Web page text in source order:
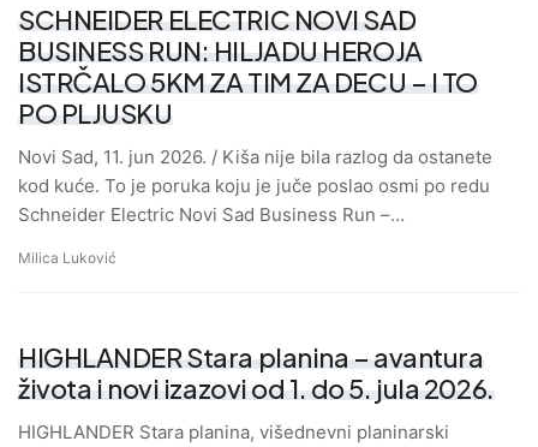
SCHNEIDER ELECTRIC NOVI SAD
BUSINESS RUN: HILJADU HEROJA
ISTRČALO 5KM ZA TIM ZA DECU – I TO
PO PLJUSKU
Novi Sad, 11. jun 2026. / Kiša nije bila razlog da ostanete
kod kuće. To je poruka koju je juče poslao osmi po redu
Schneider Electric Novi Sad Business Run –…
Milica Luković
HIGHLANDER Stara planina – avantura
života i novi izazovi od 1. do 5. jula 2026.
HIGHLANDER Stara planina, višednevni planinarski